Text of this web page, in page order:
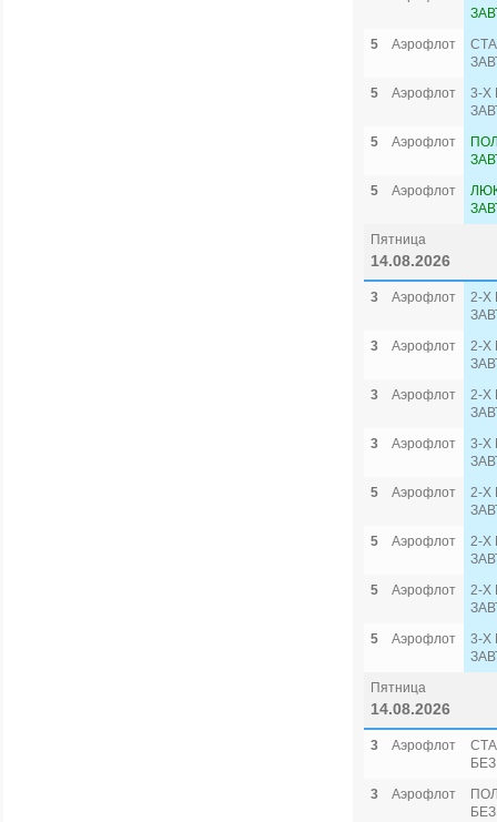
5
Аэрофлот
5
Аэрофлот
3-Х
5
Аэрофлот
5
Аэрофлот
Пятница
14.08.2026
3 Аэрофлот
2-Х
3
Аэрофлот
2-Х
3
Аэрофлот
2-Х
3
Аэрофлот
3-Х
5
Аэрофлот
2-Х
5
Аэрофлот
2-Х
5
Аэрофлот
2-Х
5
Аэрофлот
3-Х
Пятница
14.08.2026
3 Аэрофлот
3
Аэрофлот